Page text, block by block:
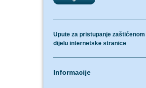
Upute za pristupanje zaštićenom
dijelu internetske stranice
Informacije